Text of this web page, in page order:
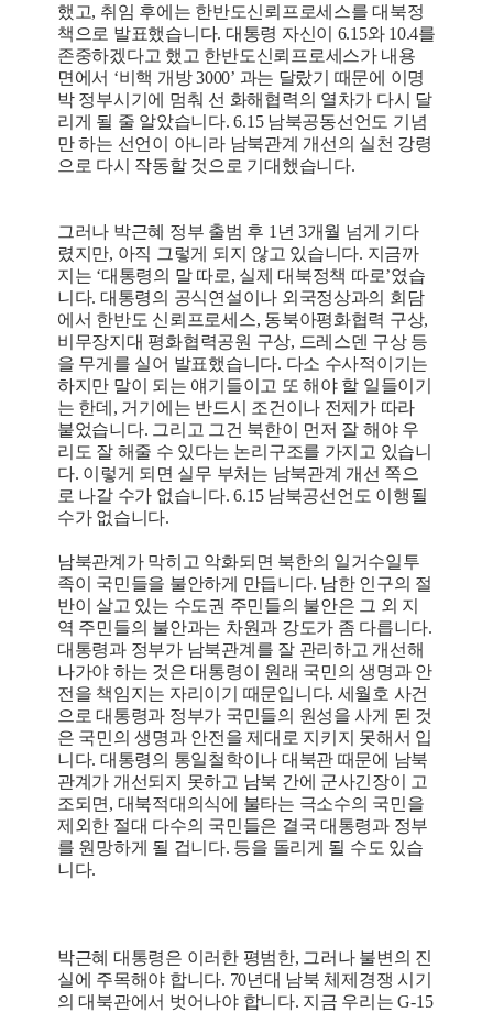
했고, 취임 후에는 한반도신뢰프로세스를 대북정
책으로 발표했습니다. 대통령 자신이 6.15와 10.4를
존중하겠다고 했고 한반도신뢰프로세스가 내용
면에서 ‘비핵 개방 3000’ 과는 달랐기 때문에 이명
박 정부시기에 멈춰 선 화해협력의 열차가 다시 달
리게 될 줄 알았습니다. 6.15 남북공동선언도 기념
만 하는 선언이 아니라 남북관계 개선의 실천 강령
으로 다시 작동할 것으로 기대했습니다.
그러나 박근혜 정부 출범 후 1년 3개월 넘게 기다
렸지만, 아직 그렇게 되지 않고 있습니다. 지금까
지는 ‘대통령의 말 따로, 실제 대북정책 따로’였습
니다. 대통령의 공식연설이나 외국정상과의 회담
에서 한반도 신뢰프로세스, 동북아평화협력 구상,
비무장지대 평화협력공원 구상, 드레스덴 구상 등
을 무게를 실어 발표했습니다. 다소 수사적이기는
하지만 말이 되는 얘기들이고 또 해야 할 일들이기
는 한데, 거기에는 반드시 조건이나 전제가 따라
붙었습니다. 그리고 그건 북한이 먼저 잘 해야 우
리도 잘 해줄 수 있다는 논리구조를 가지고 있습니
다. 이렇게 되면 실무 부처는 남북관계 개선 쪽으
로 나갈 수가 없습니다. 6.15 남북공선언도 이행될
수가 없습니다.
남북관계가 막히고 악화되면 북한의 일거수일투
족이 국민들을 불안하게 만듭니다. 남한 인구의 절
반이 살고 있는 수도권 주민들의 불안은 그 외 지
역 주민들의 불안과는 차원과 강도가 좀 다릅니다.
대통령과 정부가 남북관계를 잘 관리하고 개선해
나가야 하는 것은 대통령이 원래 국민의 생명과 안
전을 책임지는 자리이기 때문입니다. 세월호 사건
으로 대통령과 정부가 국민들의 원성을 사게 된 것
은 국민의 생명과 안전을 제대로 지키지 못해서 입
니다. 대통령의 통일철학이나 대북관 때문에 남북
관계가 개선되지 못하고 남북 간에 군사긴장이 고
조되면, 대북적대의식에 불타는 극소수의 국민을
제외한 절대 다수의 국민들은 결국 대통령과 정부
를 원망하게 될 겁니다. 등을 돌리게 될 수도 있습
니다.
박근혜 대통령은 이러한 평범한, 그러나 불변의 진
실에 주목해야 합니다. 70년대 남북 체제경쟁 시기
의 대북관에서 벗어나야 합니다. 지금 우리는 G-15